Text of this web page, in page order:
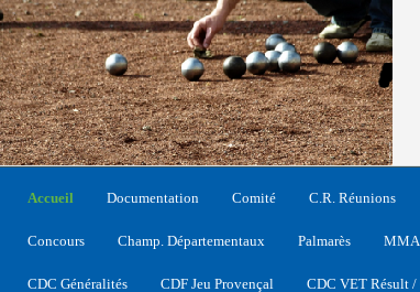
Accueil Documentation Comité C.R. Réunions
Concours Champ. Départementaux Palmarès MMA
CDC Généralités CDF Jeu Provençal CDC VET Résult /